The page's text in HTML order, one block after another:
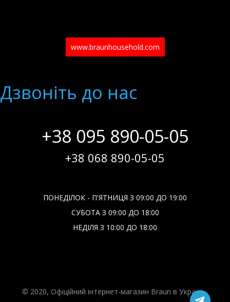
www.braunhousehold.com
Дзвонiть до нас
+38 095 890-05-05
+38 068 890-05-05
ПОНЕДІЛОК - П'ЯТНИЦЯ З 09:00 ДО 19:00
СУБОТА З 09:00 ДО 18:00
НЕДІЛЯ З 10:00 ДО 18:00
© 2020, Офіційний інтернет-магазин Braun в Україні